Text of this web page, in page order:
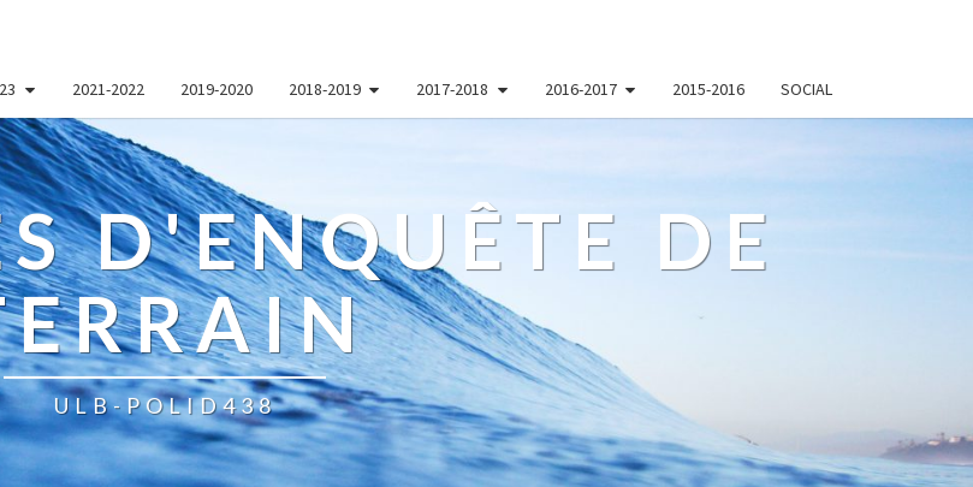
2021-2022 2019-2020 2018-2019 2017-2018 2016-2017 2015-2016 SOCIAL
D'ENQUÊTE DE
ULB-POLID438